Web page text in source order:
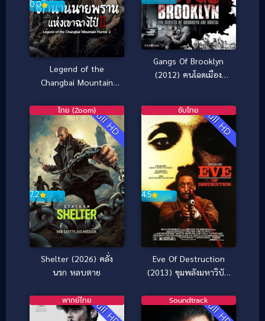
0.0
Legend of the
Changbai Mountain
พรานแห่งเขาฉางไป๋ 2
(2026)
Gangs Of Brooklyn
(2012) คนโฉดเมือง
Full HD
7.2
ไทย (Zoom)
Shelter (2026) คลั่ง
นรก หลบตาย
Full HD
4.5
ซับไทย
Eve Of Destruction
(2013) ขุมพลังมหาวิบัติ
Full HD
พากย์ไทย Full HD
Soundtrack